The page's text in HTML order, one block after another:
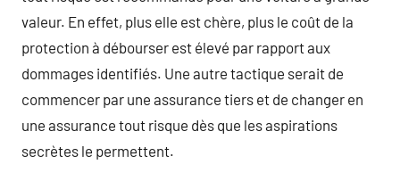
valeur. En effet, plus elle est chère, plus le coût de la
protection à débourser est élevé par rapport aux
dommages identifiés. Une autre tactique serait de
commencer par une assurance tiers et de changer en
une assurance tout risque dès que les aspirations
secrètes le permettent.